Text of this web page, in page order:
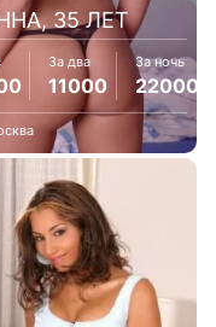
35 ЛЕТ
За два
11000
За ночь
22000